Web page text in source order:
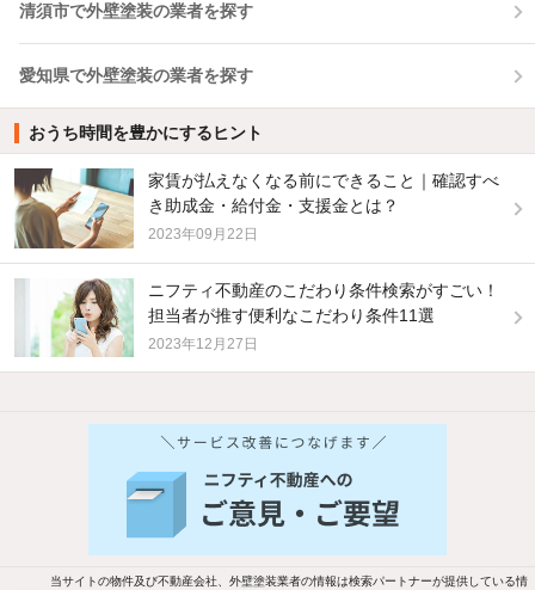
清須市で外壁塗装の業者を探す
愛知県で外壁塗装の業者を探す
おうち時間を豊かにするヒント
家賃が払えなくなる前にできること｜確認すべ
き助成金・給付金・支援金とは？
2023年09月22日
ニフティ不動産のこだわり条件検索がすごい！
担当者が推す便利なこだわり条件11選
2023年12月27日
他の人はこんな条件で絞り込んでいます！
バス・トイレ別 2階以上
当サイトの物件及び不動産会社、外壁塗装業者の情報は検索パートナーが提供している情